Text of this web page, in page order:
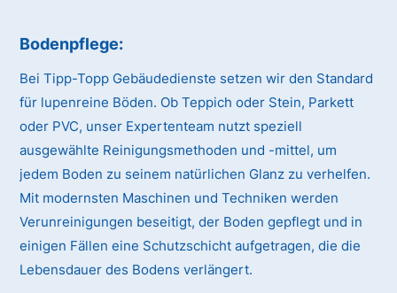
Bodenpflege:
Bei Tipp-Topp Gebäudedienste setzen wir den Standard
für lupenreine Böden. Ob Teppich oder Stein, Parkett
oder PVC, unser Expertenteam nutzt speziell
ausgewählte Reinigungsmethoden und -mittel, um
jedem Boden zu seinem natürlichen Glanz zu verhelfen.
Mit modernsten Maschinen und Techniken werden
Verunreinigungen beseitigt, der Boden gepflegt und in
einigen Fällen eine Schutzschicht aufgetragen, die die
Lebensdauer des Bodens verlängert.